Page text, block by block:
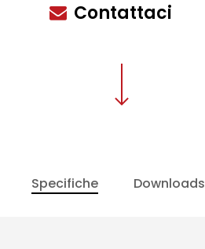
Contattaci
Specifiche Downloads